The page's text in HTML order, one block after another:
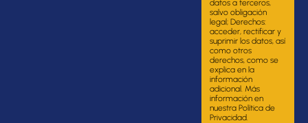
datos a terceros,
salvo obligación
legal; Derechos:
acceder, rectificar y
suprimir los datos, así
como otros
derechos, como se
explica en la
información
adicional. Más
información en
nuestra Política de
Privacidad.